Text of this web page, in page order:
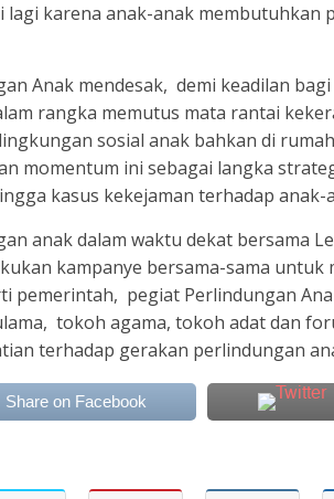
lagi karena anak-anak membutuhkan
Anak mendesak, demi keadilan
rangka memutus mata rantai
sosial anak bahkan di
momentum ini sebagai langka
kasus kekejaman terhadap
anak dalam waktu dekat bersama
kampanye bersama-sama
pemerintah, pegiat Perlindungan
tokoh agama, tokoh adat dan
terhadap gerakan perlindungan
Share on Facebook